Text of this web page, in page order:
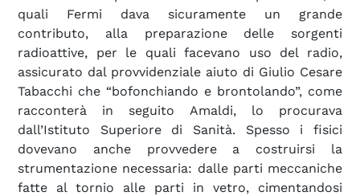
quali Fermi dava sicuramente un grande
contributo, alla preparazione delle sorgenti
radioattive, per le quali facevano uso del radio,
assicurato dal provvidenziale aiuto di Giulio Cesare
Tabacchi che “bofonchiando e brontolando”, come
racconterà in seguito Amaldi, lo procurava
dall’Istituto Superiore di Sanità. Spesso i fisici
dovevano anche provvedere a costruirsi la
strumentazione necessaria: dalle parti meccaniche
fatte al tornio alle parti in vetro, cimentandosi